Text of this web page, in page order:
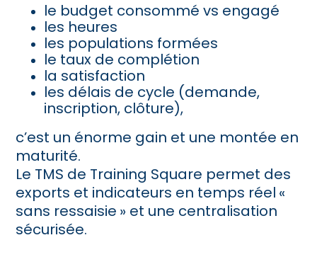
le budget consommé vs engagé
les heures
les populations formées
le taux de complétion
la satisfaction
les délais de cycle (demande,
inscription, clôture),
c’est un énorme gain et une montée en
maturité.
Le TMS de Training Square permet des
exports et indicateurs en temps réel «
sans ressaisie » et une centralisation
sécurisée.